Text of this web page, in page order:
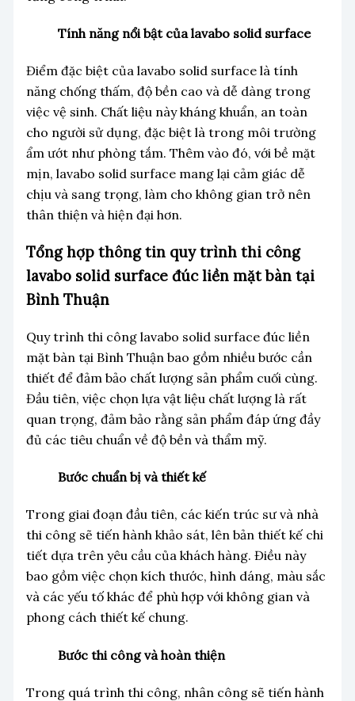
Tính năng nổi bật của lavabo solid surface
Điểm đặc biệt của lavabo solid surface là tính
năng chống thấm, độ bền cao và dễ dàng trong
việc vệ sinh. Chất liệu này kháng khuẩn, an toàn
cho người sử dụng, đặc biệt là trong môi trường
ẩm ướt như phòng tắm. Thêm vào đó, với bề mặt
mịn, lavabo solid surface mang lại cảm giác dễ
chịu và sang trọng, làm cho không gian trở nên
thân thiện và hiện đại hơn.
Tổng hợp thông tin quy trình thi công
lavabo solid surface đúc liền mặt bàn tại
Bình Thuận
Quy trình thi công lavabo solid surface đúc liền
mặt bàn tại Bình Thuận bao gồm nhiều bước cần
thiết để đảm bảo chất lượng sản phẩm cuối cùng.
Đầu tiên, việc chọn lựa vật liệu chất lượng là rất
quan trọng, đảm bảo rằng sản phẩm đáp ứng đầy
đủ các tiêu chuẩn về độ bền và thẩm mỹ.
Bước chuẩn bị và thiết kế
Trong giai đoạn đầu tiên, các kiến trúc sư và nhà
thi công sẽ tiến hành khảo sát, lên bản thiết kế chi
tiết dựa trên yêu cầu của khách hàng. Điều này
bao gồm việc chọn kích thước, hình dáng, màu sắc
và các yếu tố khác để phù hợp với không gian và
phong cách thiết kế chung.
Bước thi công và hoàn thiện
Trong quá trình thi công, nhân công sẽ tiến hành